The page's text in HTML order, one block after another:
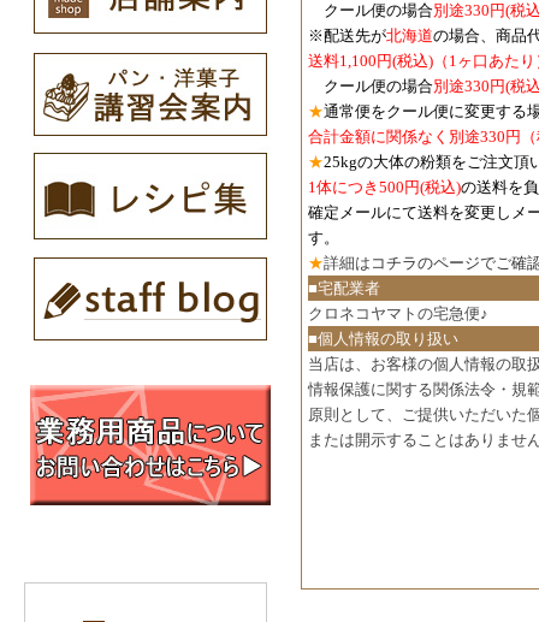
クール便の場合別途330円(税
※配送先が北海道の場合、商品
送料1,100円(税込) （1ヶ口あた
クール便の場合別途330円(税
★通常便をクール便に変更する
合計金額に関係なく別途330円
★25kgの大体の粉類をご注文頂
1体につき500円(税込)の送料を
確定メールにて送料を変更しメ
す。
★詳細は コチラのページでご確
■宅配業者
クロネコヤマトの宅急便♪
■個人情報の取り扱い
当店は、お客様の個人情報の取
情報保護に関する関係法令・規
原則として、ご提供いただいた
または開示することはありませ